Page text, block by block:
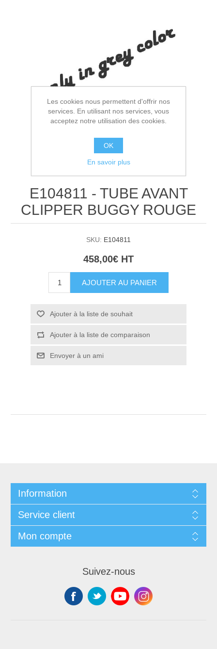
E104811 - TUBE AVANT
CLIPPER BUGGY ROUGE
SKU: E104811
458,00€ HT
AJOUTER AU PANIER
Ajouter à la liste de souhait
Ajouter à la liste de comparaison
Envoyer à un ami
Information
Service client
Mon compte
Suivez-nous
Les cookies nous permettent d'offrir nos
services. En utilisant nos services, vous
acceptez notre utilisation des cookies.
OK
En savoir plus